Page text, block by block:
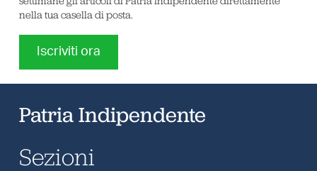
nella tua casella di posta.
Iscriviti ora
Patria Indipendente
Sezioni